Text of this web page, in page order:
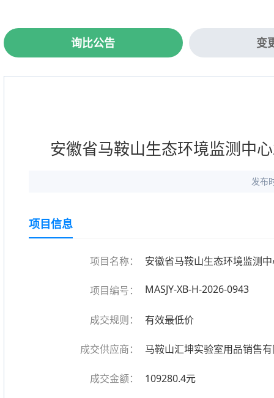
询比公告 变
安徽省马鞍山生态环境监测中
发布
项目信息
项目名称： 安徽省马鞍山生态环境监测
项目编号： MASJY-XB-H-2026-0943
成交规则： 有效最低价
成交供应商： 马鞍山汇坤实验室用品销售
成交金额： 109280.4元